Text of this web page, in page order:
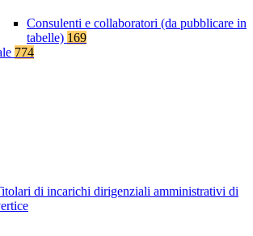
Consulenti e collaboratori (da pubblicare in
tabelle) 169
774
di incarichi dirigenziali amministrativi di